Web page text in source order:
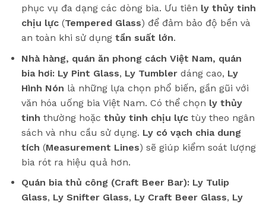
phục vụ đa dạng các dòng bia. Ưu tiên ly thủy tinh
chịu lực(Tempered Glass) để đảm bảo độ bền và
an toàn khi sử dụng tần suất lớn.
Nhà hàng, quán ăn phong cách Việt Nam, quán
bia hơi: Ly Pint Glass, Ly Tumblerdáng cao, Ly
Hình Nón là những lựa chọn phổ biến, gần gũi với
văn hóa uống bia Việt Nam. Có thể chọn ly thủy
tinh thường hoặc thủy tinh chịu lựctùy theo ngân
sách và nhu cầu sử dụng. Ly có vạch chia dung
tích (Measurement Lines) sẽ giúp kiểm soát lượng
bia rót ra hiệu quả hơn.
Quán bia thủ công (Craft Beer Bar): Ly Tulip
Glass, Ly Snifter Glass, Ly Craft Beer Glass, Ly